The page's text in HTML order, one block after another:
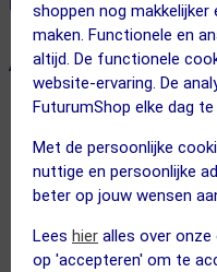
shoppen nog
maken. Functionele en
altijd. De functionele
website-ervaring. De
FuturumShop elke dag
Met de persoonlijke
nuttige en persoonlijke
beter op jouw wensen
Lees hier alles over onze
op 'accepteren' om te
ALTERNATIEVE
SUMMER SALE